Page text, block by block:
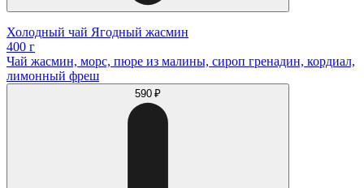
Холодный чай Ягодный жасмин
400 г
Чай жасмин, морс, пюре из малины, сироп гренадин, кордиал,
лимонный фреш
590 ₽